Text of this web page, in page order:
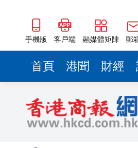
手機版 客戶端 融媒體矩陣 郵
首頁 港聞 財經
山東26戶
瀋陽鐵西
閩粵贛三
50餘位頂
海南澄邁